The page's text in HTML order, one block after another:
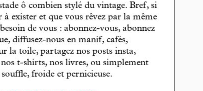
ô combien stylé du vintage. Bref, si
exister et que vous rêvez par la même
de vous : abonnez-vous, abonnez
diffusez-nous en manif, cafés,
la toile, partagez nos posts insta,
t-shirts, nos livres, ou simplement
froide et pernicieuse.